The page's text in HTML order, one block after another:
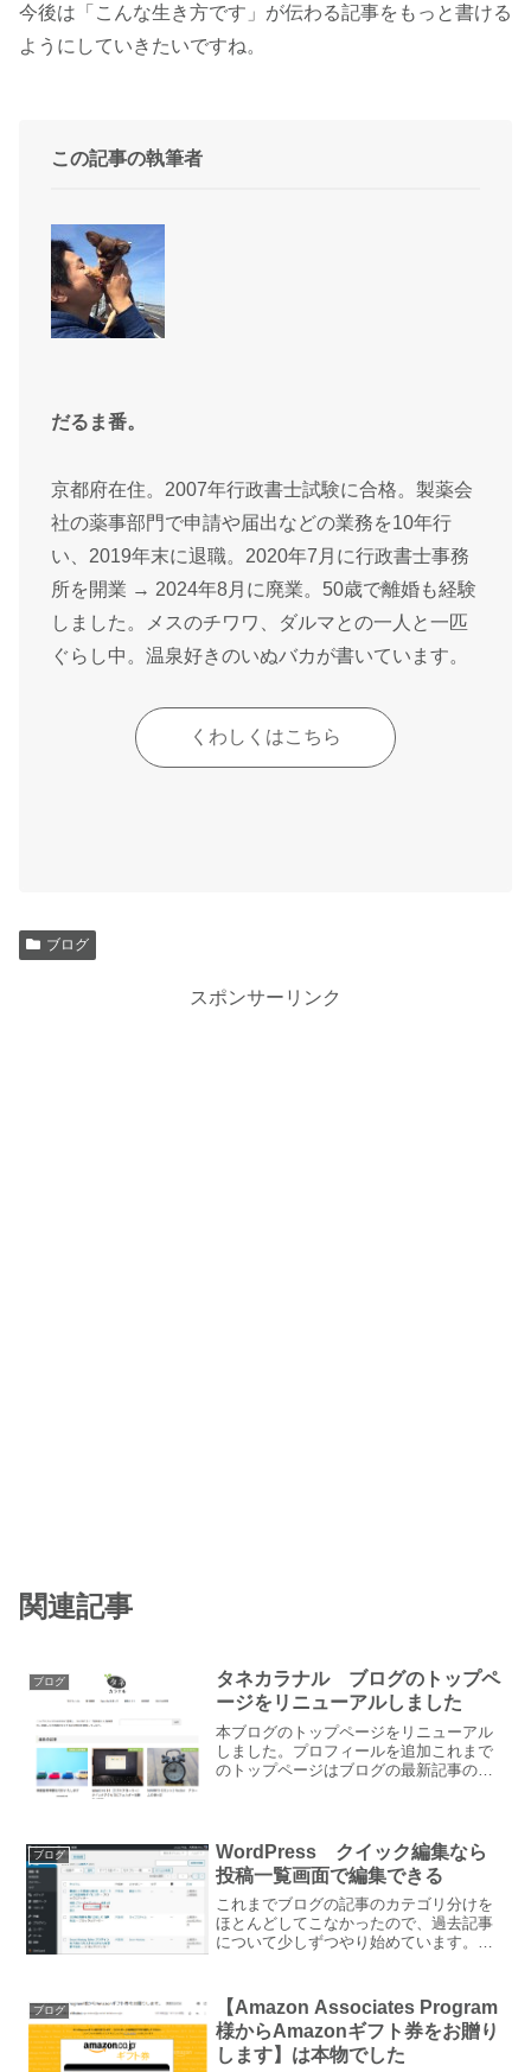
今後は「こんな生き方です」が伝わる記事をもっと書ける
ようにしていきたいですね。
この記事の執筆者
だるま番。
京都府在住。2007年行政書士試験に合格。製薬会
社の薬事部門で申請や届出などの業務を10年行
い、2019年末に退職。2020年7月に行政書士事務
所を開業 → 2024年8月に廃業。50歳で離婚も経験
しました。メスのチワワ、ダルマとの一人と一匹
ぐらし中。温泉好きのいぬバカが書いています。
くわしくはこちら
ブログ
スポンサーリンク
関連記事
ブログ
タネカラナル ブログのトップペ
ージをリニューアルしました
本ブログのトップページをリニューアル
しました。プロフィールを追加これまで
のトップページはブログの最新記事のみ
年7月1日に開業しま...
ブログ
WordPress クイック編集なら
投稿一覧画面で編集できる
これまでブログの記事のカテゴリ分けを
ほとんどしてこなかったので、過去記事
について少しずつやり始めています。カ
んどうだなと思っていたところ「クイッ
ク編集」という機能を見...
ブログ
【Amazon Associates Program
様からAmazonギフト券をお贈り
します】は本物でした